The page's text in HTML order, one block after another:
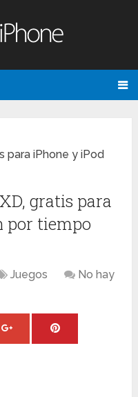
para iPhone y iPod
gratis para
por tiempo
Juegos
No hay